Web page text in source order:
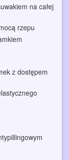
na całej
rzepu
z dostępem